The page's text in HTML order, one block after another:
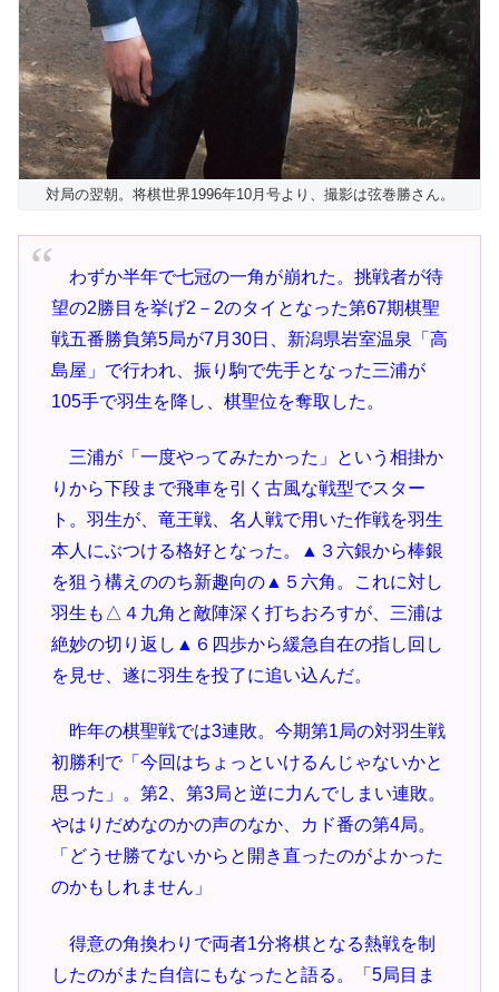
対局の翌朝。将棋世界1996年10月号より、撮影は弦巻勝さん。
わずか半年で七冠の一角が崩れた。挑戦者が待
望の2勝目を挙げ2－2のタイとなった第67期棋聖
戦五番勝負第5局が7月30日、新潟県岩室温泉「高
島屋」で行われ、振り駒で先手となった三浦が
105手で羽生を降し、棋聖位を奪取した。
三浦が「一度やってみたかった」という相掛か
りから下段まで飛車を引く古風な戦型でスター
ト。羽生が、竜王戦、名人戦で用いた作戦を羽生
本人にぶつける格好となった。▲３六銀から棒銀
を狙う構えののち新趣向の▲５六角。これに対し
羽生も△４九角と敵陣深く打ちおろすが、三浦は
絶妙の切り返し▲６四歩から緩急自在の指し回し
を見せ、遂に羽生を投了に追い込んだ。
昨年の棋聖戦では3連敗。今期第1局の対羽生戦
初勝利で「今回はちょっといけるんじゃないかと
思った」。第2、第3局と逆に力んでしまい連敗。
やはりだめなのかの声のなか、カド番の第4局。
「どうせ勝てないからと開き直ったのがよかった
のかもしれません」
得意の角換わりで両者1分将棋となる熱戦を制
したのがまた自信にもなったと語る。「5局目ま